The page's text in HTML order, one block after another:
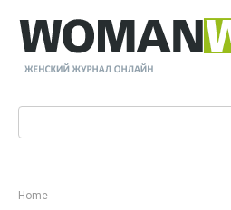
контенту
Поиск:
Home